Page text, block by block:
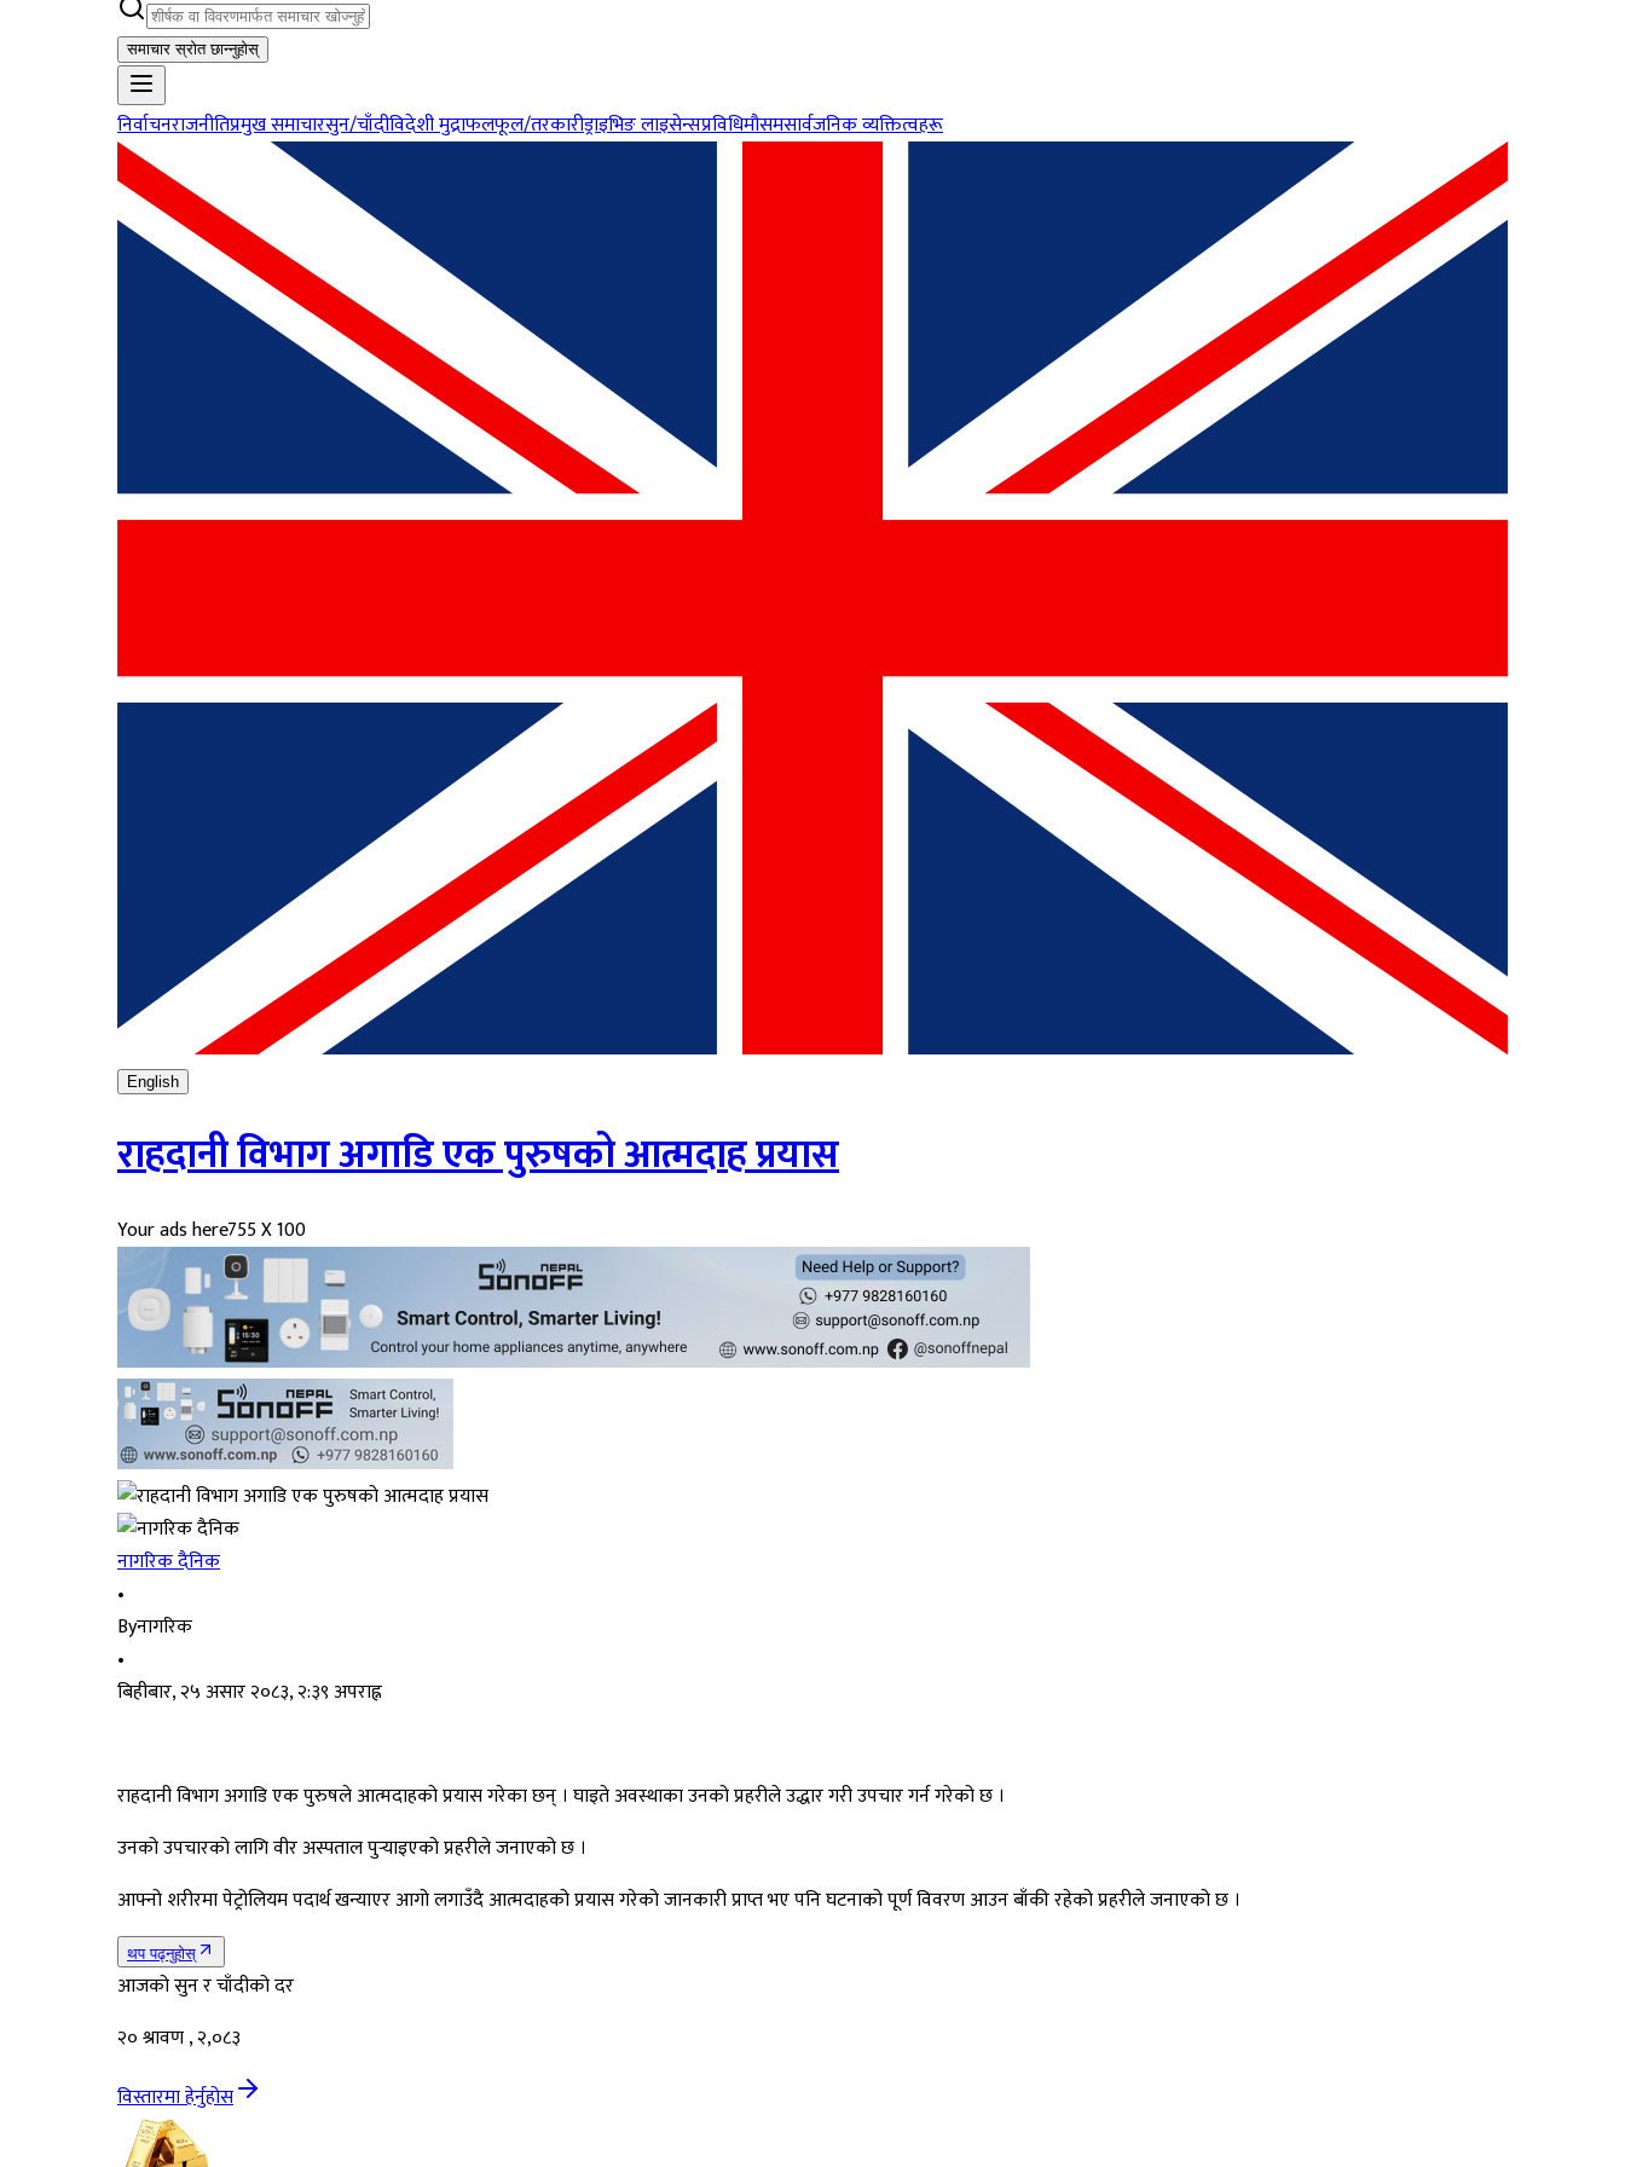
समाचार स्रोत छान्नुहोस्
निर्वाचनराजनीतिप्रमुख समाचारसुन/चाँदीविदेशी मुद्राफलफूल/तरकारीड्राइभिङ लाइसेन्सप्रविधिमौसमसार्वजनिक व्यक्तित्वहरू
English
राहदानी विभाग अगाडि एक पुरुषको आत्मदाह प्रयास
Your ads here755 X 100
नागरिक दैनिक
•
Byनागरिक
•
बिहीबार, २५ असार २०८३, २:३९ अपराह्न
राहदानी विभाग अगाडि एक पुरुषले आत्मदाहको प्रयास गरेका छन् । घाइते अवस्थाका उनको प्रहरीले उद्धार गरी उपचार गर्न गरेको छ ।
उनको उपचारको लागि वीर अस्पताल पुर्‍याइएको प्रहरीले जनाएको छ ।
आफ्नो शरीरमा पेट्रोलियम पदार्थ खन्याएर आगो लगाउँदै आत्मदाहको प्रयास गरेको जानकारी प्राप्त भए पनि घटनाको पूर्ण विवरण आउन बाँकी रहेको प्रहरीले जनाएको छ ।
थप पढ्नुहोस्
आजको सुन र चाँदीको दर
२० श्रावण , २,०८३
विस्तारमा हेर्नुहोस